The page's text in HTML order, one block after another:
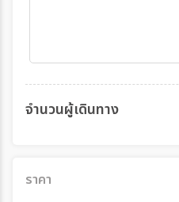
จำนวนผู้เดินทาง
ราคา